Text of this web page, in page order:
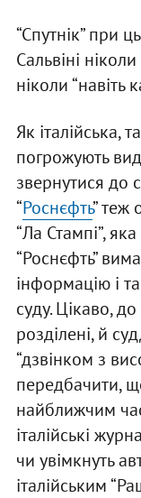
“Спутнік” при
Сальвіні
ніколи “навіть
Як італійська,
погрожують
звернутися до
“Роснєфть” теж
“Ла Стампі”,
“Роснєфть”
інформацію і
суду. Цікаво,
розділені, й
“дзвінком з
передбачити,
найближчим
італійські
чи увімкнуть
італійським